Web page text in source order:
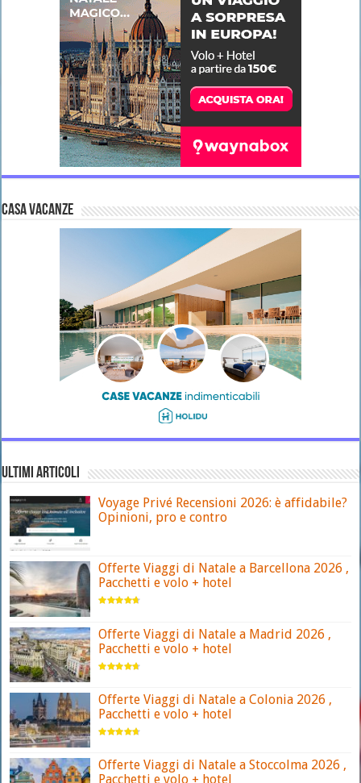
CASA VACANZE
ULTIMI ARTICOLI
Voyage Privé Recensioni 2026: è affidabile?
Opinioni, pro e contro
Offerte Viaggi di Natale a Barcellona 2026 ,
Pacchetti e volo + hotel
Offerte Viaggi di Natale a Madrid 2026 ,
Pacchetti e volo + hotel
Offerte Viaggi di Natale a Colonia 2026 ,
Pacchetti e volo + hotel
Offerte Viaggi di Natale a Stoccolma 2026 ,
Pacchetti e volo + hotel